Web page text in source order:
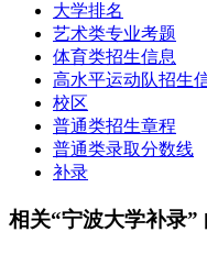
大学排名
艺术类专业考题
体育类招生信息
高水平运动队招生
校区
普通类招生章程
普通类录取分数线
补录
相关“宁波大学补录”